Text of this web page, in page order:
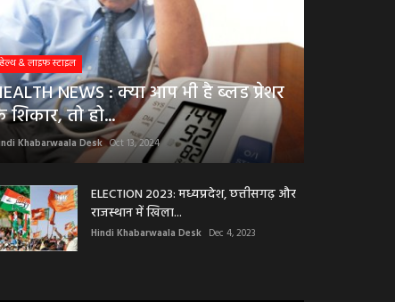
हेल्थ & लाइफ स्टाइल
NEWS : क्या आप भी है ब्लड प्रेशर
शिकार, तो हो...
Khabarwaala Desk Oct 13, 2024
ELECTION 2023: मध्यप्रदेश, छत्तीसगढ़ और
राजस्थान में खिला...
Hindi Khabarwaala Desk Dec 4, 2023